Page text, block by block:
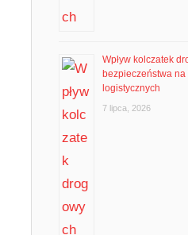
Wpływ kolczatek
bezpieczeństwa na
logistycznych
7 lipca, 2026